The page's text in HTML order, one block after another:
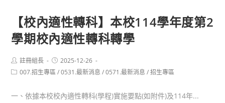
114
學
年
度
第
學
【校內適性轉科】本校114學年度第2
學期校內適性轉科轉學
Post
author:
註冊組長
Post
published:
2025-12-26
Post007.招生專區 / 0531.最新消息 / 0571.最新消息 / 招生專區
一、依據本校校內適性轉科(學程)實施要點(如附件)及114年...